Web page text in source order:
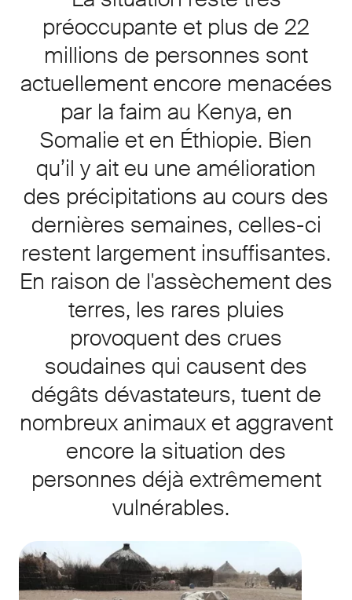
préoccupante et plus de 22
millions de personnes sont
actuellement encore menacées
par la faim au Kenya, en
Somalie et en Éthiopie. Bien
qu’il y ait eu une amélioration
des précipitations au cours des
dernières semaines, celles-ci
restent largement insuffisantes.
En raison de l'assèchement des
terres, les rares pluies
provoquent des crues
soudaines qui causent des
dégâts dévastateurs, tuent de
nombreux animaux et aggravent
encore la situation des
personnes déjà extrêmement
vulnérables.